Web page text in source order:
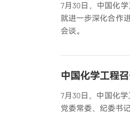
7月30日，中国化
就进一步深化合作
会谈。
中国化学工程
7月30日，中国化
党委常委、纪委书